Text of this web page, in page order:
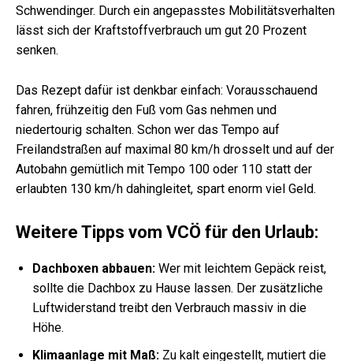
Schwendinger. Durch ein angepasstes Mobilitätsverhalten
lässt sich der Kraftstoffverbrauch um gut 20 Prozent
senken.
Das Rezept dafür ist denkbar einfach: Vorausschauend
fahren, frühzeitig den Fuß vom Gas nehmen und
niedertourig schalten. Schon wer das Tempo auf
Freilandstraßen auf maximal 80 km/h drosselt und auf der
Autobahn gemütlich mit Tempo 100 oder 110 statt der
erlaubten 130 km/h dahingleitet, spart enorm viel Geld.
Weitere Tipps vom VCÖ für den Urlaub:
Dachboxen abbauen: Wer mit leichtem Gepäck reist,
sollte die Dachbox zu Hause lassen. Der zusätzliche
Luftwiderstand treibt den Verbrauch massiv in die
Höhe.
Klimaanlage mit Maß: Zu kalt eingestellt, mutiert die